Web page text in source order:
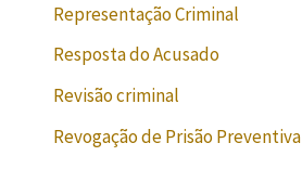
Representação Criminal
Resposta do Acusado
Revisão criminal
Revogação de Prisão Preventiva